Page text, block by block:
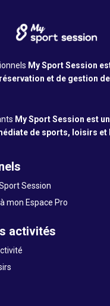
My Sport Session
et de gestion
My Sport Session est
de sports, loisirs et
Session
mon Espace Pro
activités